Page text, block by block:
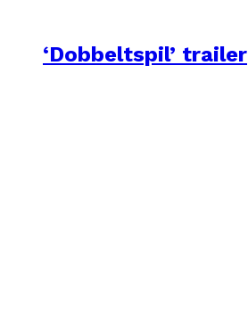
‘Dobbeltspil’ trailer